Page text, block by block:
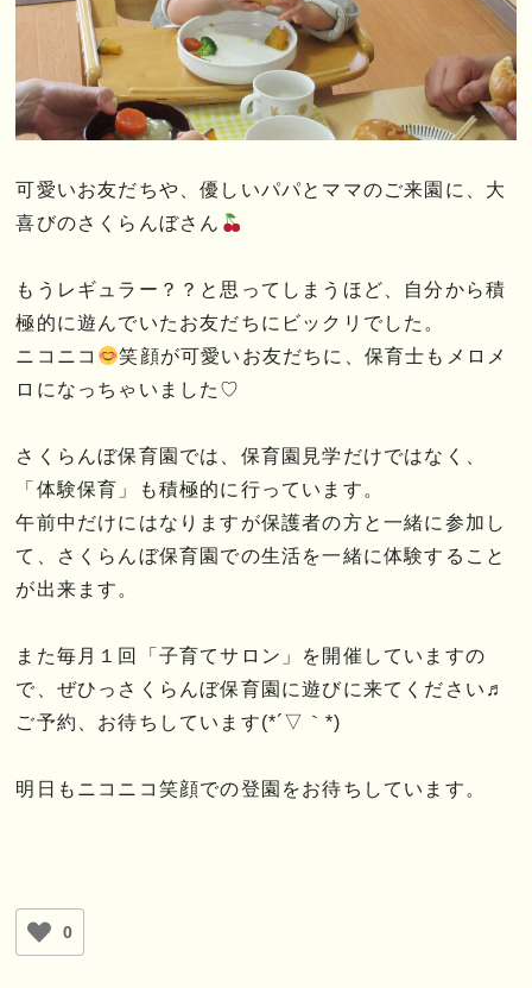
可愛いお友だちや、優しいパパとママのご来園に、大
喜びのさくらんぼさん
もうレギュラー？？と思ってしまうほど、自分から積
極的に遊んでいたお友だちにビックリでした。
ニコニコ
笑顔が可愛いお友だちに、保育士もメロメ
ロになっちゃいました♡
さくらんぼ保育園では、保育園見学だけではなく、
「体験保育」も積極的に行っています。
午前中だけにはなりますが保護者の方と一緒に参加し
て、さくらんぼ保育園での生活を一緒に体験すること
が出来ます。
また毎月１回「子育てサロン」を開催していますの
で、ぜひっさくらんぼ保育園に遊びに来てください♬
ご予約、お待ちしています(*´▽｀*)
明日もニコニコ笑顔での登園をお待ちしています。
0